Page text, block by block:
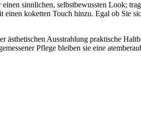
sinnlichen, selbstbewussten Look;
koketten Touch hinzu. Egal ob Sie
ästhetischen Ausstrahlung praktische
Pflege bleiben sie eine